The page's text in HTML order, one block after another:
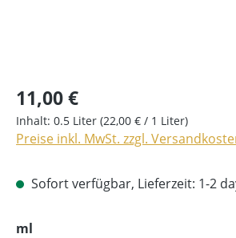
11,00 €
Inhalt: 0.5 Liter (22,00 € / 1 Liter)
Preise inkl. MwSt. zzgl.
Sofort verfügbar, Lieferzeit: 1-2
ml